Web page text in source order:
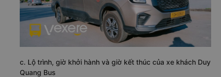
c. Lộ trình, giờ khởi hành và giờ kết thúc của xe khách Duy
Quang Bus